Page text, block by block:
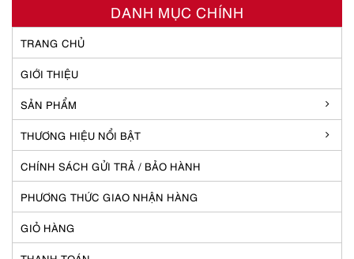
DANH MỤC CHÍNH
TRANG CHỦ
GIỚI THIỆU
SẢN PHẨM
THƯƠNG HIỆU NỔI BẬT
CHÍNH SÁCH GỬI TRẢ / BẢO HÀNH
PHƯƠNG THỨC GIAO NHẬN HÀNG
GIỎ HÀNG